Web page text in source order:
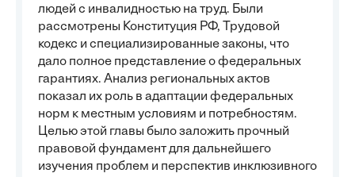
людей с инвалидностью на труд. Были
рассмотрены Конституция РФ, Трудовой
кодекс и специализированные законы, что
дало полное представление о федеральных
гарантиях. Анализ региональных актов
показал их роль в адаптации федеральных
норм к местным условиям и потребностям.
Целью этой главы было заложить прочный
правовой фундамент для дальнейшего
изучения проблем и перспектив инклюзивного